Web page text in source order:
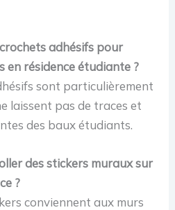
adhésifs pour
en résidence étudiante ?
sont particulièrement
laissent pas de traces et
des baux étudiants.
des stickers muraux sur
?
conviennent aux murs